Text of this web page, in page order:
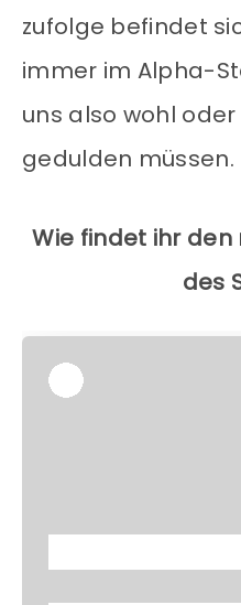
zufolge befindet
immer im Alpha-
uns also wohl
gedulden müssen.
Wie findet ihr den
des